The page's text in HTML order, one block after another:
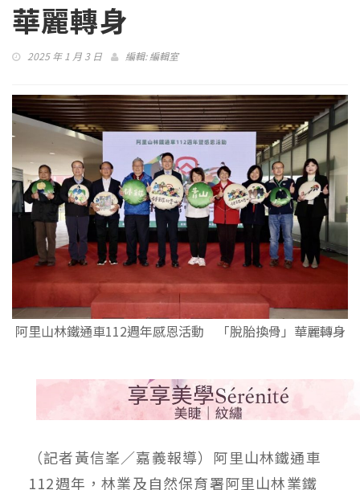
華麗轉身
2025 年 1 月 3 日 編輯:編輯室
阿里山林鐵通車112週年感恩活動 「脫胎換骨」華麗轉身
（記者黃信峯／嘉義報導）阿里山林鐵通車
112週年，林業及自然保育署阿里山林業鐵